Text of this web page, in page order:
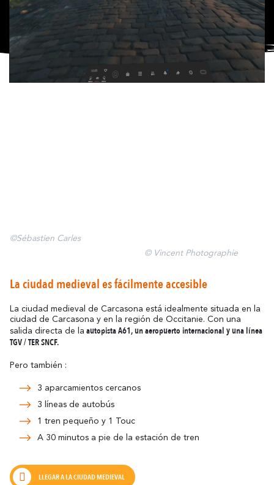
La ciudad medieval es fácilmente accesible
La ciudad medieval de Carcasona está idealmente situada en la
ciudad de Carcasona y en la región de Occitanie. Con una
salida directa de la autopista A61, un aeropuerto internacional y una línea
TGV / TER SNCF.
Pero también :
3 aparcamientos cercanos
3 líneas de autobús
1 tren pequeño y 1 Touc
A 30 minutos a pie de la estación de tren
LLEGAR A LA CIUDAD MEDIEVAL
©Sébastien Carles
© Vincent Photographie